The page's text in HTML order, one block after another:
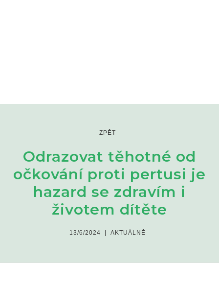
ZPĚT
Odrazovat těhotné od
očkování proti pertusi je
hazard se zdravím i
životem dítěte
13/6/2024 | AKTUÁLNĚ